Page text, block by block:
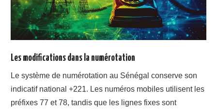
Les modifications dans la numérotation
Le système de numérotation au Sénégal conserve son
indicatif national +221. Les numéros mobiles utilisent les
préfixes 77 et 78, tandis que les lignes fixes sont